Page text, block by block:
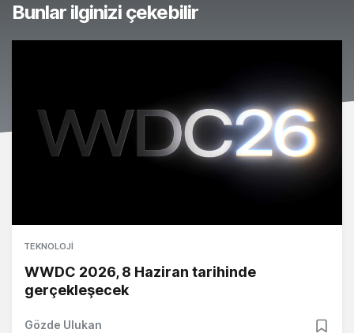
Bunlar ilginizi çekebilir
TEKNOLOJI
WWDC 2026, 8 Haziran tarihinde
gerçekleşecek
Gözde Ulukan